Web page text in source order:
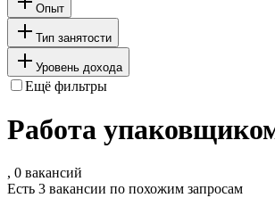
Опыт
Тип занятости
Уровень дохода
Ещё фильтры
Работа
, 0 вакансий
Есть 3 вакансии по похожим запросам